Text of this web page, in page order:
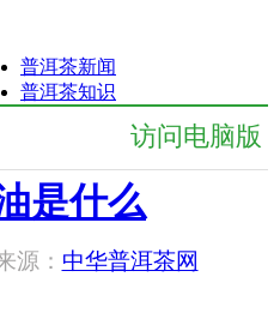
普洱茶新闻
普洱茶知识
访问电脑版
是什么
源： 中华普洱茶网